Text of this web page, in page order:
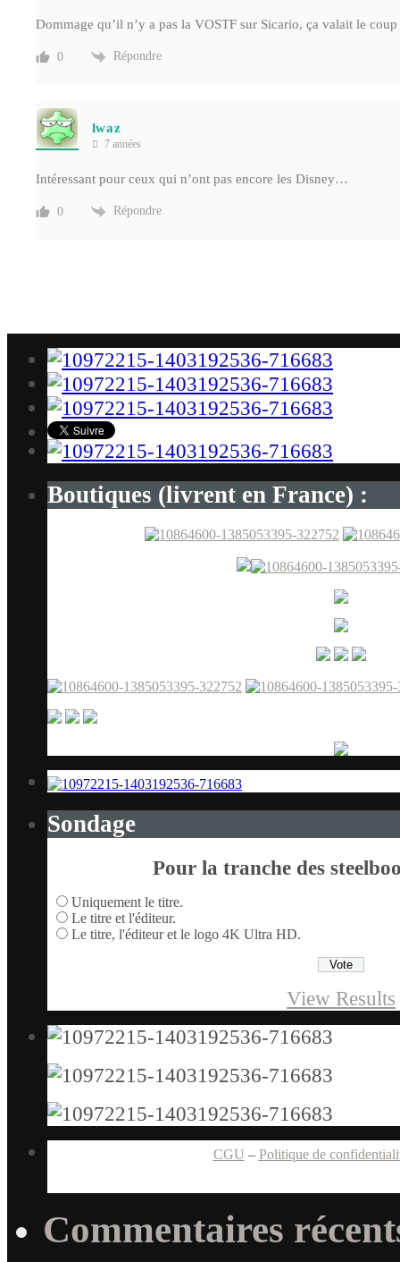
Dommage qu’il n’y a pas la VOSTF sur Sicario, ça valait le coup
0 Répondre
lwaz
7 années
Intéressant pour ceux qui n’ont pas encore les Disney…
0 Répondre
Boutiques (livrent en France) :
Sondage
Pour la tranche des
Uniquement le titre.
Le titre et l'éditeur.
Le titre, l'éditeur et le logo 4K Ultra HD.
View Results
CGU – Politique de
Commentaires